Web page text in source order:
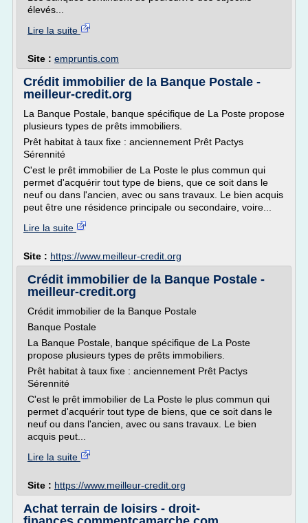
élevés...
Lire la suite
Site : empruntis.com
Crédit immobilier de la Banque Postale -
meilleur-credit.org
La Banque Postale, banque spécifique de La Poste propose
plusieurs types de prêts immobiliers.
Prêt habitat à taux fixe : anciennement Prêt Pactys
Sérennité
C'est le prêt immobilier de La Poste le plus commun qui
permet d'acquérir tout type de biens, que ce soit dans le
neuf ou dans l'ancien, avec ou sans travaux. Le bien acquis
peut être une résidence principale ou secondaire, voire...
Lire la suite
Site : https://www.meilleur-credit.org
Crédit immobilier de la Banque Postale -
meilleur-credit.org
Crédit immobilier de la Banque Postale
Banque Postale
La Banque Postale, banque spécifique de La Poste
propose plusieurs types de prêts immobiliers.
Prêt habitat à taux fixe : anciennement Prêt Pactys
Sérennité
C'est le prêt immobilier de La Poste le plus commun qui
permet d'acquérir tout type de biens, que ce soit dans le
neuf ou dans l'ancien, avec ou sans travaux. Le bien
acquis peut...
Lire la suite
Site : https://www.meilleur-credit.org
Achat terrain de loisirs - droit-